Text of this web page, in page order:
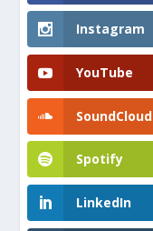
Instagram
YouTube
SoundCloud
Spotify
LinkedIn